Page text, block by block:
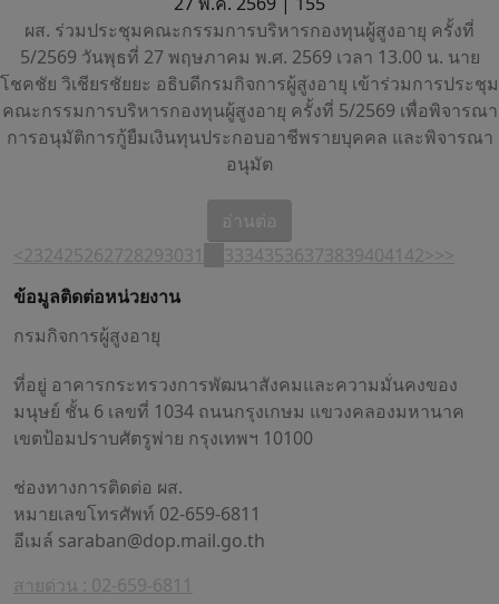
ผส. ร่วมประชุมคณะกรรมการบริหารกองทุนผู้สูงอายุ ครั้งที่
5/2569 วันพุธที่ 27 พฤษภาคม พ.ศ. 2569 เวลา 13.00 น. นาย
โชคชัย วิเชียรชัยยะ อธิบดีกรมกิจการผู้สูงอายุ เข้าร่วมการประชุม
คณะกรรมการบริหารกองทุนผู้สูงอายุ ครั้งที่ 5/2569 เพื่อพิจารณา
การอนุมัติการกู้ยืมเงินทุนประกอบอาชีพรายบุคคล และพิจารณา
อนุมัต
อ่านต่อ
< 232425262728293031 333435363738394041 42 > >>
ข้อมูลติดต่อหน่วยงาน
กรมกิจการผู้สูงอายุ
ที่อยู่ อาคารกระทรวงการพัฒนาสังคมและความมั่นคงของ
มนุษย์ ชั้น 6 เลขที่ 1034 ถนนกรุงเกษม แขวงคลองมหานาค
เขตป้อมปราบศัตรูพ่าย กรุงเทพฯ 10100
ช่องทางการติดต่อ ผส.
หมายเลขโทรศัพท์ 02-659-6811
อีเมล์ saraban@dop.mail.go.th
สายด่วน : 02-659-6811